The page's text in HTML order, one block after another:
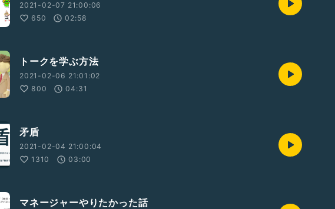
2021-02-07 21:00:06
650
02:58
トークを学ぶ方法
2021-02-06 21:01:02
800
04:31
矛盾
2021-02-04 21:00:04
1310
03:00
マネージャーやりたかった話